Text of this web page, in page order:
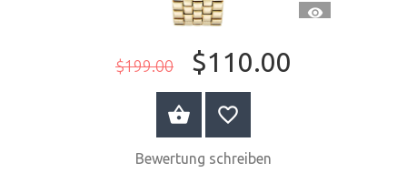
$199.00 $110.00
JETZT KAUFEN
Bewertung schreiben